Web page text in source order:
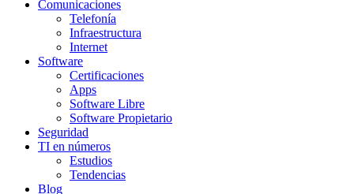
Comunicaciones
Telefonía
Infraestructura
Internet
Software
Certificaciones
Apps
Software Libre
Software Propietario
Seguridad
TI en números
Estudios
Tendencias
Blog